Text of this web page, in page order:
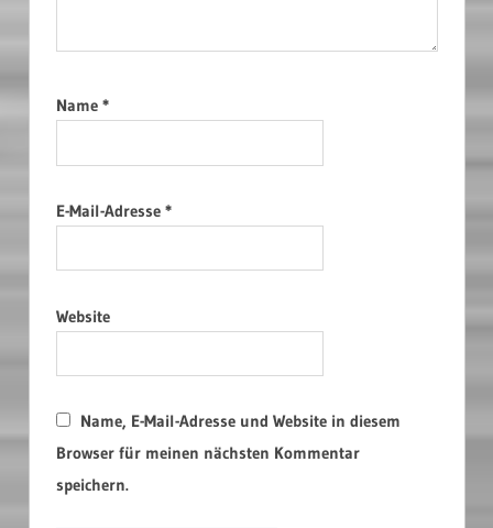
Name *
E-Mail-Adresse *
Website
Name, E-Mail-Adresse und Website in diesem
Browser für meinen nächsten Kommentar
speichern.